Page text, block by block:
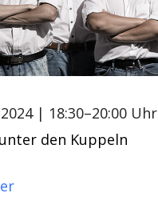
| 18:30–20:00 Uhr
den Kuppeln